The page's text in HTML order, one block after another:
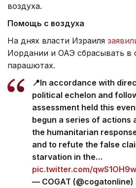
воздуха.
Помощь с воздуха
На днях власти Израиля
Иордании и ОАЭ сбрасывать в
парашютах.
📍In accordance with
political echelon and
assessment held this
begun a series of actions
the humanitarian
and to refute the false
starvation in the…
pic.twitter.com/
— COGAT (@cogatonline)